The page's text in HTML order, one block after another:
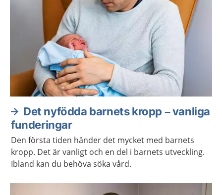
Det nyfödda barnets kropp – vanliga
funderingar
Den första tiden händer det mycket med barnets
kropp. Det är vanligt och en del i barnets utveckling.
Ibland kan du behöva söka vård.